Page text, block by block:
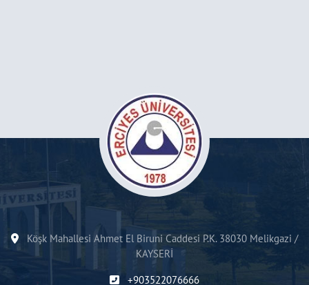
Köşk Mahallesi Ahmet El Biruni Caddesi P.K. 38030 Melikgazi /
KAYSERİ
+903522076666